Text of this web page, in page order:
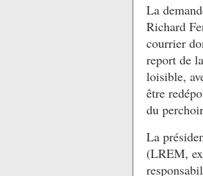
La
Richard
courrier
report de
loisible,
être
du
La
(LREM,